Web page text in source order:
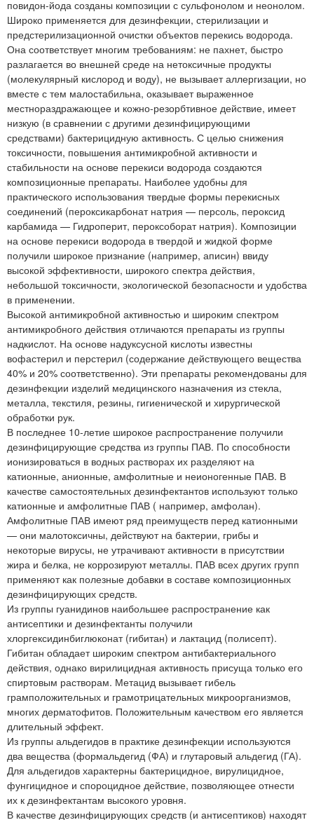
повидон-йода созданы композиции с сульфонолом и неонолом.
Широко применяется для дезинфекции, стерилизации и
предстерилизационной очистки объектов перекись водорода.
Она соответствует многим требованиям: не пахнет, быстро
разлагается во внешней среде на нетоксичные продукты
(молекулярный кислород и воду), не вызывает аллергизации, но
вместе с тем малостабильна, оказывает выраженное
местнораздражающее и кожно-резорбтивное действие, имеет
низкую (в сравнении с другими дезинфицирующими
средствами) бактерицидную активность. С целью снижения
токсичности, повышения антимикробной активности и
стабильности на основе перекиси водорода создаются
композиционные препараты. Наиболее удобны для
практического использования твердые формы перекисных
соединений (пероксикарбонат натрия — персоль, пероксид
карбамида — Гидроперит, пероксоборат натрия). Композиции
на основе перекиси водорода в твердой и жидкой форме
получили широкое признание (например, аписин) ввиду
высокой эффективности, широкого спектра действия,
небольшой токсичности, экологической безопасности и удобства
в применении.
Высокой антимикробной активностью и широким спектром
антимикробного действия отличаются препараты из группы
надкислот. На основе надуксусной кислоты известны
вофастерил и перстерил (содержание действующего вещества
40% и 20% соответственно). Эти препараты рекомендованы для
дезинфекции изделий медицинского назначения из стекла,
металла, текстиля, резины, гигиенической и хирургической
обработки рук.
В последнее 10-летие широкое распространение получили
дезинфицирующие средства из группы ПАВ. По способности
ионизироваться в водных растворах их разделяют на
катионные, анионные, амфолитные и неионогенные ПАВ. В
качестве самостоятельных дезинфектантов используют только
катионные и амфолитные ПАВ ( например, амфолан).
Амфолитные ПАВ имеют ряд преимуществ перед катионными
— они малотоксичны, действуют на бактерии, грибы и
некоторые вирусы, не утрачивают активности в присутствии
жира и белка, не коррозируют металлы. ПАВ всех других групп
применяют как полезные добавки в составе композиционных
дезинфицирующих средств.
Из группы гуанидинов наибольшее распространение как
антисептики и дезинфектанты получили
хлоргексидинбиглюконат (гибитан) и лактацид (полисепт).
Гибитан обладает широким спектром антибактериального
действия, однако вирилицидная активность присуща только его
спиртовым растворам. Метацид вызывает гибель
грамположительных и грамотрицательных микроорганизмов,
многих дерматофитов. Положительным качеством его является
длительный эффект.
Из группы альдегидов в практике дезинфекции используются
два вещества (формальдегид (ФА) и глутаровый альдегид (ГА).
Для альдегидов характерны бактерицидное, вирулицидное,
фунгицидное и спороцидное действие, позволяющее отнести
их к дезинфектантам высокого уровня.
В качестве дезинфицирующих средств (и антисептиков) находят